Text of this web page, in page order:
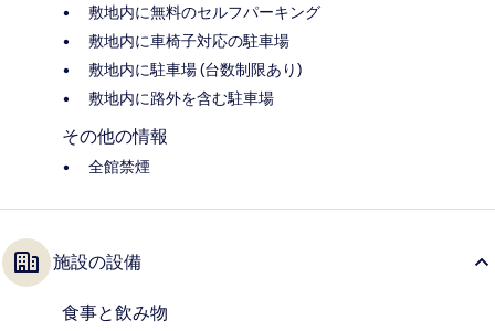
敷地内に無料のセルフパーキング
敷地内に車椅子対応の駐車場
敷地内に駐車場 (台数制限あり)
敷地内に路外を含む駐車場
その他の情報
全館禁煙
施設の設備
食事と飲み物